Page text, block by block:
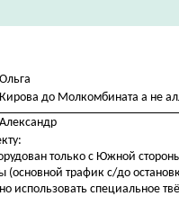
Ольга
до Молкомбината а не
Александр
только с Южной
(основной трафик с/до
использовать специальное